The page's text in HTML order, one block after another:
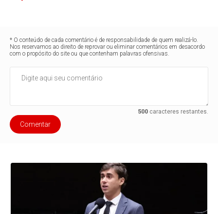
* O conteúdo de cada comentário é de responsabilidade de quem realizá-lo.
Nos reservamos ao direito de reprovar ou eliminar comentários em desacordo
com o propósito do site ou que contenham palavras ofensivas.
500caracteres restantes.
Comentar